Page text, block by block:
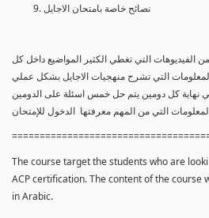
نصائح خاصة بامتحان الاجايل
لك ٨ ساعات من الفيديوهات التي تغطي الكثير المواضيع داخل كل
التي تشرح منهجيات الاجايل بشكل عملي
في نهاية كل دومين يتم حل خمس اسئلة على الدومين
التي من المهم معرفتها الدخول للإمتحان
The course target the students who are
ACP certification. The content of the course
in Arabic.